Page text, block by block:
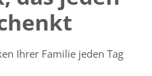
Ihrer Familie jeden Tag